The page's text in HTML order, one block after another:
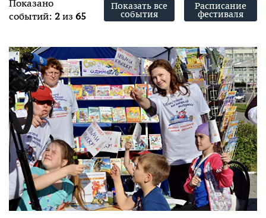
Показано
событий: 2 из 65
Показать все
события
Расписание
фестиваля